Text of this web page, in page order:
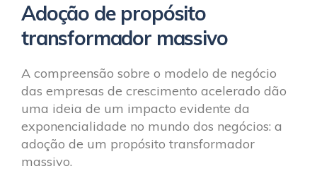
Adoção de propósito
transformador massivo
A compreensão sobre o modelo de negócio
das empresas de crescimento acelerado dão
uma ideia de um impacto evidente da
exponencialidade no mundo dos negócios: a
adoção de um propósito transformador
massivo.